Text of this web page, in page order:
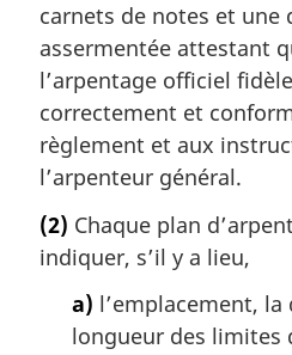
carnets de notes et une
assermentée attestant
l’arpentage officiel
correctement et
règlement et aux
l’arpenteur général.
(2) Chaque plan
indiquer, s’il y a lieu,
a) l’emplacement,
longueur des limites